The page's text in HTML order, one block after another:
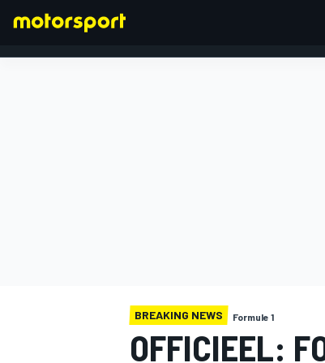
BREAKING NEWS Formule 1
OFFICIEEL: